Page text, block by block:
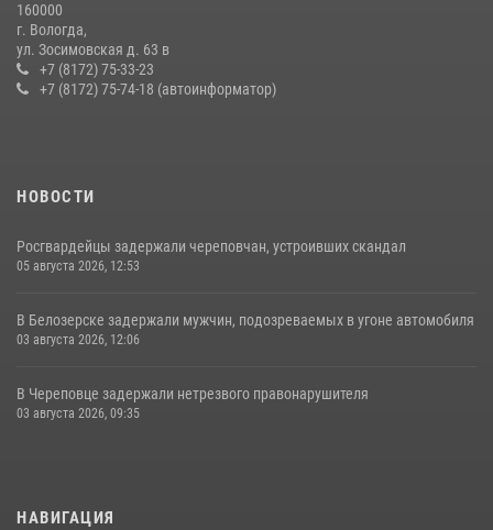
21 единицу оружия изъяли за минувшую неделю сотрудники
Росгвардии в Вологодской области
20 июля 2026, 10:47
160000
г. Вологда,
ул. Зосимовская д. 63 в
+7 (8172) 75-33-23
+7 (8172) 75-74-18 (автоинформатор)
НОВОСТИ
Росгвардейцы задержали череповчан, устроивших скандал
05 августа 2026, 12:53
В Белозерске задержали мужчин, подозреваемых в угоне автомобиля
03 августа 2026, 12:06
В Череповце задержали нетрезвого правонарушителя
03 августа 2026, 09:35
НАВИГАЦИЯ